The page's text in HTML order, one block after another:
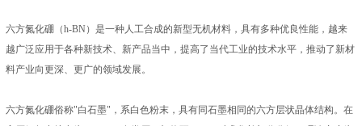
六方氮化硼（h-BN）是一种人工合成的新型无机材料，具有多种优良性能，越来
越广泛应用于各种新技术、新产品当中，提高了当代工业的技术水平，推动了新材
料产业向更深、更广的领域发展。
六方氮化硼俗称"白石墨"，系白色粉末，具有同石墨相同的六方层状晶体结构。在